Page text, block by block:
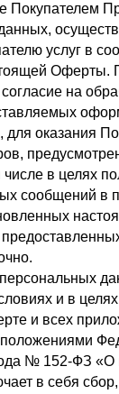
Покупателем
услуг в
Оферты.
на
для оказания
в целях
сообщений в
и в
и всех
положениями
№ 152-ФЗ «О
в себя